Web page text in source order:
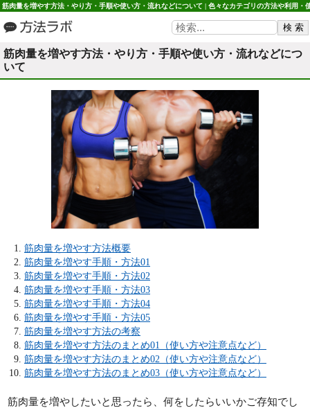
筋肉量を増やす方法・やり方・手順や使い方・流れなどについて | 色々なカテゴリの方法や利用・
筋肉量を増やす方法・やり方・手順や使い方・流れなどにつ
いて
筋肉量を増やす方法概要
筋肉量を増やす手順・方法01
筋肉量を増やす手順・方法02
筋肉量を増やす手順・方法03
筋肉量を増やす手順・方法04
筋肉量を増やす手順・方法05
筋肉量を増やす方法の考察
筋肉量を増やす方法のまとめ01（使い方や注意点など）
筋肉量を増やす方法のまとめ02（使い方や注意点など）
筋肉量を増やす方法のまとめ03（使い方や注意点など）
筋肉量を増やしたいと思ったら、何をしたらいいかご存知でし